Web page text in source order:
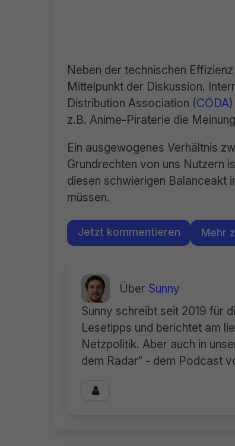
Neben der technischen
Mittelpunkt der Diskussion.
Distribution Association (CODA
z.B. Anime-Piraterie die
Ein ausgewogenes Verhältnis
Grundrechten von uns Nutzern
diesen schwierigen Balanceakt
müssen.
Jetzt kommentieren Mehr
Über Sunny
Sunny schreibt seit 2019 für
Lesetipps und berichtet am
Netzpolitik. Aber auch in
dem Radar“ - dem Podcast
